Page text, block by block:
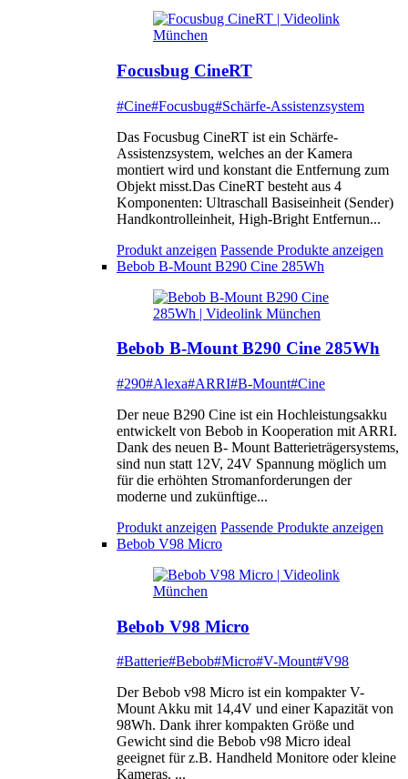
Focusbug CineRT
#Cine#Focusbug#Schärfe-Assistenzsystem
Das Focusbug CineRT ist ein Schärfe-
Assistenzsystem, welches an der Kamera
montiert wird und konstant die Entfernung zum
Objekt misst.Das CineRT besteht aus 4
Komponenten: Ultraschall Basiseinheit (Sender)
Handkontrolleinheit, High-Bright Entfernun...
Produkt anzeigen Passende Produkte anzeigen
Bebob B-Mount B290 Cine 285Wh
Bebob B-Mount B290 Cine 285Wh
#290#Alexa#ARRI#B-Mount#Cine
Der neue B290 Cine ist ein Hochleistungsakku
entwickelt von Bebob in Kooperation mit ARRI.
Dank des neuen B- Mount Batterieträgersystems,
sind nun statt 12V, 24V Spannung möglich um
für die erhöhten Stromanforderungen der
moderne und zukünftige...
Produkt anzeigen Passende Produkte anzeigen
Bebob V98 Micro
Bebob V98 Micro
#Batterie#Bebob#Micro#V-Mount#V98
Der Bebob v98 Micro ist ein kompakter V-
Mount Akku mit 14,4V und einer Kapazität von
98Wh. Dank ihrer kompakten Größe und
Gewicht sind die Bebob v98 Micro ideal
geeignet für z.B. Handheld Monitore oder kleine
Kameras. ...